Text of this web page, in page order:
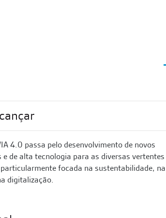
4.0 passa pelo desenvolvimento de novos
de alta tecnologia para as diversas
focada na sustentabilidade, na
digitalização.